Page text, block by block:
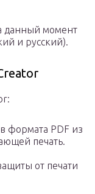
данный момент
и русский).
формата PDF из
печать.
от печати